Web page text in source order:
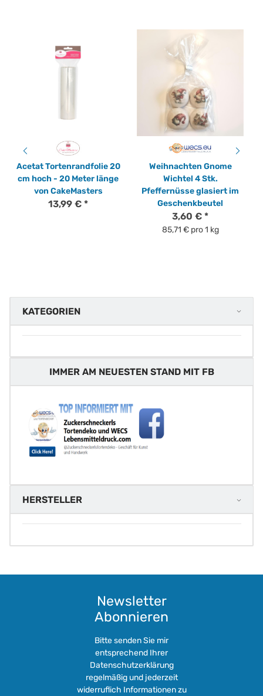
Acetat Tortenrandfolie 20
cm hoch - 20 Meter länge
von CakeMasters
13,99 € *
Weihnachten Gnome
Wichtel 4 Stk.
Pfeffernüsse glasiert im
Geschenkbeutel
3,60 € *
85,71 € pro 1 kg
KATEGORIEN
IMMER AM NEUESTEN STAND MIT FB
HERSTELLER
Newsletter
Abonnieren
Bitte senden Sie mir
entsprechend Ihrer
Datenschutzerklärung
regelmäßig und jederzeit
widerruflich Informationen zu